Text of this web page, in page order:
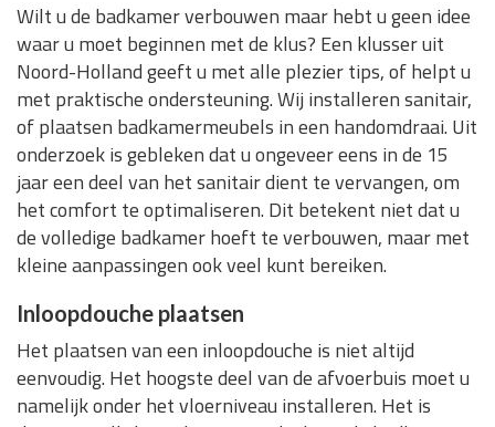
Wilt u de badkamer verbouwen maar hebt u geen idee
waar u moet beginnen met de klus? Een klusser uit
Noord-Holland geeft u met alle plezier tips, of helpt u
met praktische ondersteuning. Wij installeren sanitair,
of plaatsen badkamermeubels in een handomdraai. Uit
onderzoek is gebleken dat u ongeveer eens in de 15
jaar een deel van het sanitair dient te vervangen, om
het comfort te optimaliseren. Dit betekent niet dat u
de volledige badkamer hoeft te verbouwen, maar met
kleine aanpassingen ook veel kunt bereiken.
Inloopdouche plaatsen
Het plaatsen van een inloopdouche is niet altijd
eenvoudig. Het hoogste deel van de afvoerbuis moet u
namelijk onder het vloerniveau installeren. Het is